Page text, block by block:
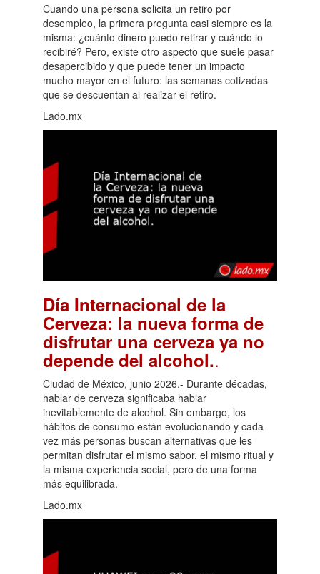
Cuando una persona solicita un retiro por
desempleo, la primera pregunta casi siempre es la
misma: ¿cuánto dinero puedo retirar y cuándo lo
recibiré? Pero, existe otro aspecto que suele pasar
desapercibido y que puede tener un impacto
mucho mayor en el futuro: las semanas cotizadas
que se descuentan al realizar el retiro.
Lado.mx
Día Internacional de la
Cerveza: la nueva forma de
disfrutar una cerveza ya no
depende del alcohol..
Ciudad de México, junio 2026.- Durante décadas,
hablar de cerveza significaba hablar
inevitablemente de alcohol. Sin embargo, los
hábitos de consumo están evolucionando y cada
vez más personas buscan alternativas que les
permitan disfrutar el mismo sabor, el mismo ritual y
la misma experiencia social, pero de una forma
más equilibrada.
Lado.mx